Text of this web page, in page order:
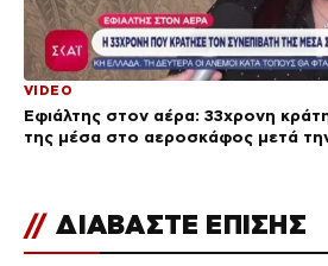
VIDEO
Εφιάλτης στον αέρα: 33χρονη
της μέσα στο αεροσκάφος μετά
// ΔΙΑΒΑΣΤΕ ΕΠΙΣΗΣ